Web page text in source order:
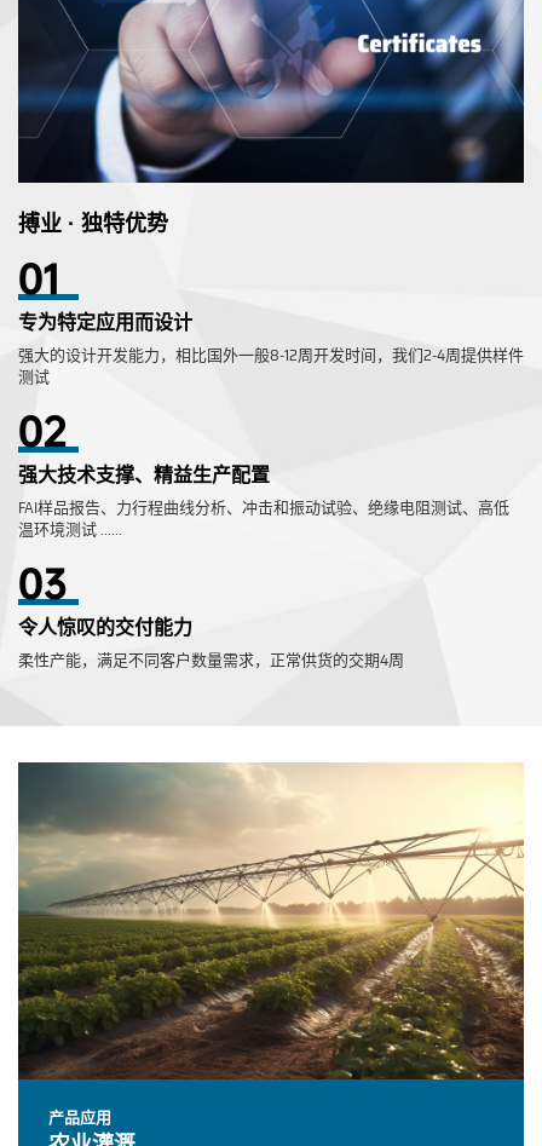
搏业 · 独特优势
01
专为特定应用而设计
强大的设计开发能力，相比国外一般8-12周开发时间，我们2-4周提供样件
测试
02
强大技术支撑、精益生产配置
FAI样品报告、力行程曲线分析、冲击和振动试验、绝缘电阻测试、高低
温环境测试 ......
03
令人惊叹的交付能力
柔性产能，满足不同客户数量需求，正常供货的交期4周
产品应用